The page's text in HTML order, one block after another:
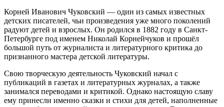
Корней Иванович Чуковский — один из самых известных
детских писателей, чьи произведения уже много поколений
радуют детей и взрослых. Он родился в 1882 году в Санкт-
Петербурге под именем Николай Корнейчуков и прошёл
большой путь от журналиста и литературного критика до
признанного мастера детской литературы.
Свою творческую деятельность Чуковский начал с
публикаций в газетах и литературных журналах, а также
занимался переводами и критикой. Однако настоящую славу
ему принесли именно сказки и стихи для детей, наполненные